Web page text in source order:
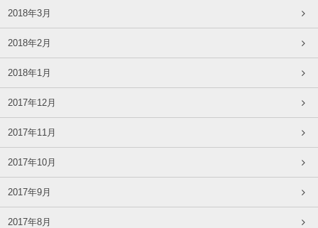
2018年3月
2018年2月
2018年1月
2017年12月
2017年11月
2017年10月
2017年9月
2017年8月